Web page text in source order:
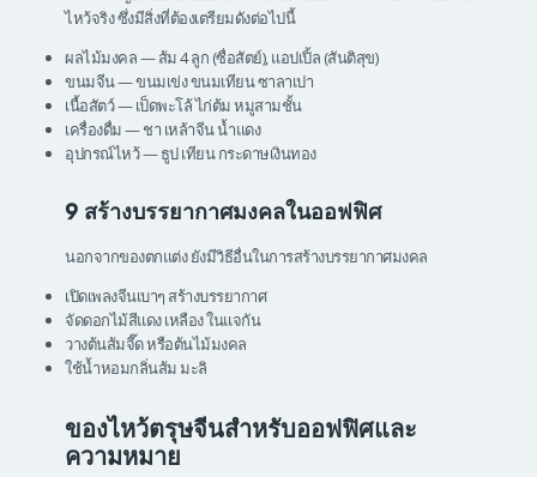
ไหว้จริง ซึ่งมีสิ่งที่ต้องเตรียมดังต่อไปนี้
ผลไม้มงคล — ส้ม 4 ลูก (ซื่อสัตย์), แอปเปิ้ล (สันติสุข)
ขนมจีน — ขนมเข่ง ขนมเทียน ซาลาเปา
เนื้อสัตว์ — เป็ดพะโล้ ไก่ต้ม หมูสามชั้น
เครื่องดื่ม — ชา เหล้าจีน น้ำแดง
อุปกรณ์ไหว้ — ธูป เทียน กระดาษเงินทอง
9 สร้างบรรยากาศมงคลในออฟฟิศ
นอกจากของตกแต่ง ยังมีวิธีอื่นในการสร้างบรรยากาศมงคล
เปิดเพลงจีนเบาๆ สร้างบรรยากาศ
จัดดอกไม้สีแดง เหลือง ในแจกัน
วางต้นส้มจี๊ด หรือต้นไม้มงคล
ใช้น้ำหอมกลิ่นส้ม มะลิ
ของไหว้ตรุษจีนสำหรับออฟฟิศและ
ความหมาย